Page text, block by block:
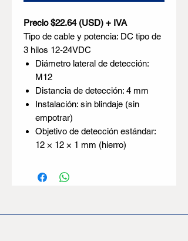
Precio $22.64 (USD) + IVA
Tipo de cable y potencia: DC tipo de
3 hilos 12-24VDC
Diámetro lateral de detección:
M12
Distancia de detección: 4 mm
Instalación: sin blindaje (sin
empotrar)
Objetivo de detección estándar:
12 × 12 × 1 mm (hierro)